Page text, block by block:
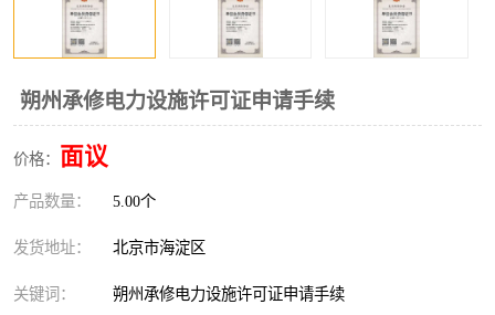
朔州承修电力设施许可证申请手续
价格： 面议
产品数量： 5.00个
发货地址： 北京市海淀区
关键词： 朔州承修电力设施许可证申请手续